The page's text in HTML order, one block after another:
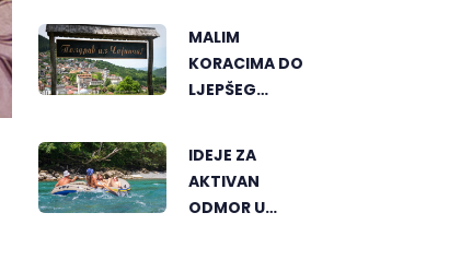
MALIM
KORACIMA DO
LJEPŠEG
KUTAK
IDEJE ZA
AKTIVAN
ODMOR U